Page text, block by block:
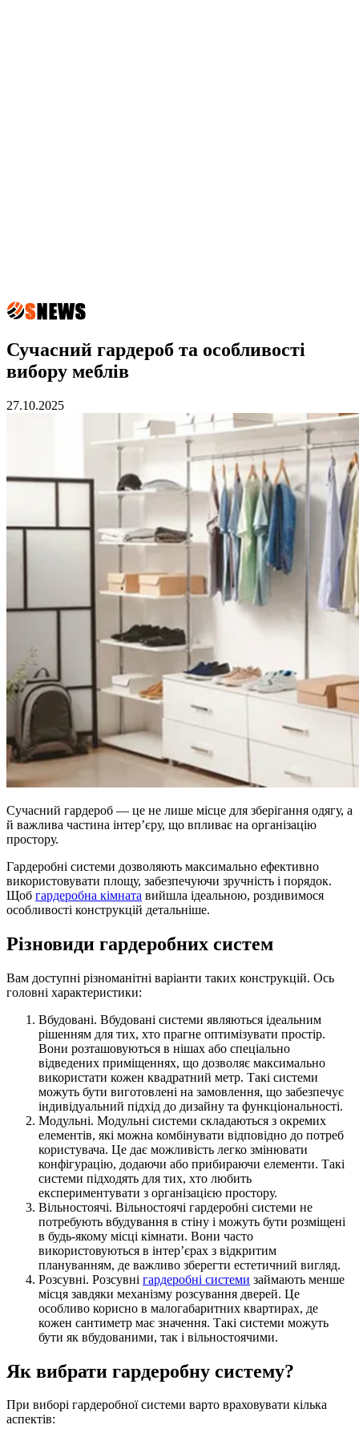
Сучасний гардероб та особливості
вибору меблів
27.10.2025
Сучасний гардероб — це не лише місце для зберігання одягу, а
й важлива частина інтер’єру, що впливає на організацію
простору.
Гардеробні системи дозволяють максимально ефективно
використовувати площу, забезпечуючи зручність і порядок.
Щоб гардеробна кімната вийшла ідеальною, роздивимося
особливості конструкцій детальніше.
Різновиди гардеробних систем
Вам доступні різноманітні варіанти таких конструкцій. Ось
головні характеристики:
Вбудовані. Вбудовані системи являються ідеальним
рішенням для тих, хто прагне оптимізувати простір.
Вони розташовуються в нішах або спеціально
відведених приміщеннях, що дозволяє максимально
використати кожен квадратний метр. Такі системи
можуть бути виготовлені на замовлення, що забезпечує
індивідуальний підхід до дизайну та функціональності.
Модульні. Модульні системи складаються з окремих
елементів, які можна комбінувати відповідно до потреб
користувача. Це дає можливість легко змінювати
конфігурацію, додаючи або прибираючи елементи. Такі
системи підходять для тих, хто любить
експериментувати з організацією простору.
Вільностоячі. Вільностоячі гардеробні системи не
потребують вбудування в стіну і можуть бути розміщені
в будь-якому місці кімнати. Вони часто
використовуються в інтер’єрах з відкритим
плануванням, де важливо зберегти естетичний вигляд.
Розсувні. Розсувні гардеробні системи займають менше
місця завдяки механізму розсування дверей. Це
особливо корисно в малогабаритних квартирах, де
кожен сантиметр має значення. Такі системи можуть
бути як вбудованими, так і вільностоячими.
Як вибрати гардеробну систему?
При виборі гардеробної системи варто враховувати кілька
аспектів: